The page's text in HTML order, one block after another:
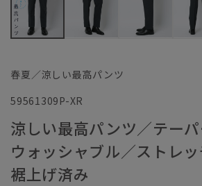
春夏／涼しい最高パンツ
59561309P-XR
涼しい最高パンツ／テー
ウォッシャブル／ストレ
裾上げ済み